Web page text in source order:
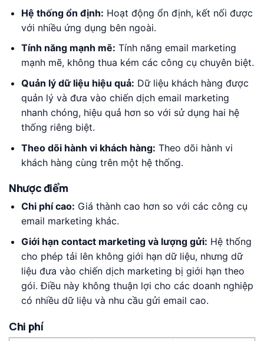
Hệ thống ổn định: Hoạt động ổn định, kết nối được
với nhiều ứng dụng bên ngoài.
Tính năng mạnh mẽ: Tính năng email marketing
mạnh mẽ, không thua kém các công cụ chuyên biệt.
Quản lý dữ liệu hiệu quả: Dữ liệu khách hàng được
quản lý và đưa vào chiến dịch email marketing
nhanh chóng, hiệu quả hơn so với sử dụng hai hệ
thống riêng biệt.
Theo dõi hành vi khách hàng: Theo dõi hành vi
khách hàng cùng trên một hệ thống.
Nhược điểm
Chi phí cao: Giá thành cao hơn so với các công cụ
email marketing khác.
Giới hạn contact marketing và lượng gửi: Hệ thống
cho phép tải lên không giới hạn dữ liệu, nhưng dữ
liệu đưa vào chiến dịch marketing bị giới hạn theo
gói. Điều này không thuận lợi cho các doanh nghiệp
có nhiều dữ liệu và nhu cầu gửi email cao.
Chi phí